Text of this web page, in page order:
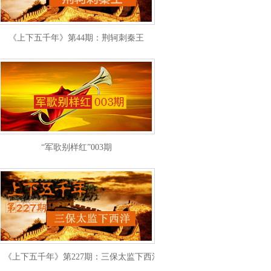
《上下五千年》第44期：荆轲刺秦王
“军歌别样红”003期
《上下五千年》第227期：三保太监下西洋